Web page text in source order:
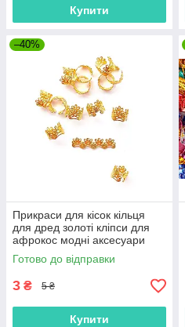
Купити
–40%
Прикраси для кісок кільця
для дред золоті кліпси для
афрокос модні аксесуари
для зачісок метал
Готово до відправки
3 ₴ 5 ₴
Купити